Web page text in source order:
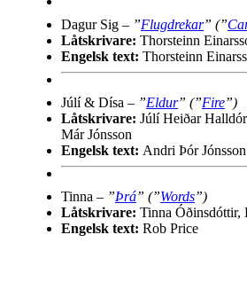
Dagur Sig – ”Flugdrekar” (”
Låtskrivare: Thorsteinn
Engelsk text: Thorsteinn
Júlí & Dísa – ”Eldur” (”Fire”)
Låtskrivare: Júlí Heiðar
Már Jónsson
Engelsk text: Andri Þór Jónsson
Tinna – ”Þrá” (”Words”)
Låtskrivare: Tinna Óðinsdóttir,
Engelsk text: Rob Price